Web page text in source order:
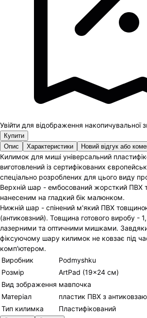
Увійти для відображення накопичувальної
Купити
Опис
Характеристики Новий відгук або
Килимок для миші універсальний
виготовлений із сертифікованих
спеціально розроблених для цього виду
Верхній шар - ембосований жорсткий
нанесеним на гладкий бік малюнком.
Нижній шар - спінений м'який ПВХ
(антиковзний). Товщина готового виробу -
лазерними та оптичними мишками.
фіксуючому шару килимок не ковзає під
комп'ютером.
Виробник
Podmyshku
Розмір
ArtPad (19×24 см)
Вид зображення мавпочка
Матеріал
пластик ПВХ з
Тип килимка
Пластифікований